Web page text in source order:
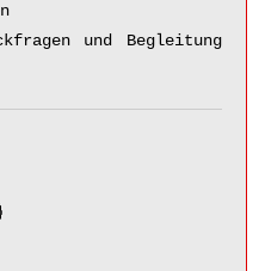
und Begleitung